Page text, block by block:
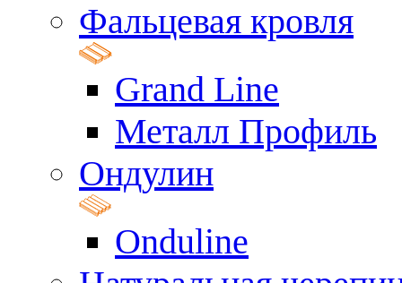
Фальцевая кровля
Grand Line
Металл Профиль
Ондулин
Onduline